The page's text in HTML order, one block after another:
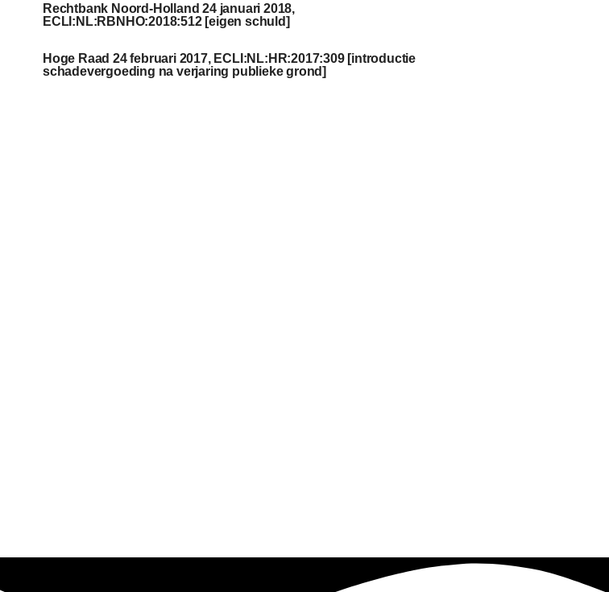
Rechtbank Noord-Holland 24 januari 2018,
ECLI:NL:RBNHO:2018:512 [eigen schuld]
Hoge Raad 24 februari 2017, ECLI:NL:HR:2017:309 [introductie
schadevergoeding na verjaring publieke grond]